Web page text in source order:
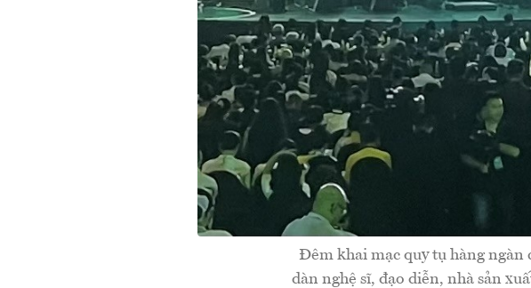
Đêm khai mạc quy tụ hàng ngàn
dàn nghệ sĩ, đạo diễn, nhà sản